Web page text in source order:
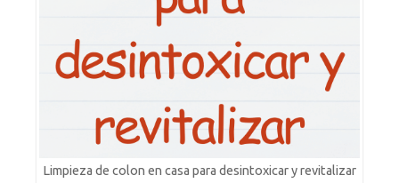
Limpieza de colon en casa para desintoxicar y revitalizar